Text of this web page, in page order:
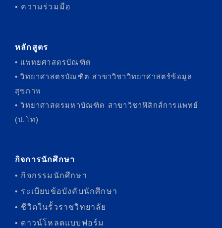
• ความร่วมมือ
หลักสูตร
• แพทยศาสตรบัณฑิต
• วิทยาศาสตรบัณฑิต สาขาวิชาวิทยาศาสตร์ข้อมูล
สุขภาพ
• วิทยาศาสตรมหาบัณฑิต สาขาวิชาฟิสิกส์การแพทย์
(ป.โท)
กิจการนักศึกษา
• กิจกรรมนักศึกษา
• ระเบียบข้อบังคับนักศึกษา
• ชีวิตในรั้วราชวิทยาลัย
• ดาวน์โหลดแบบฟอร์ม